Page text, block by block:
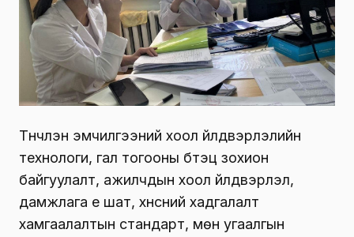
Түүнчлэн эмчилгээний хоол үйлдвэрлэлийн
технологи, гал тогооны бүтэц зохион
байгуулалт, ажилчдын хоол үйлдвэрлэл,
дамжлага үе шат, хүнсний хадгалалт
хамгаалалтын стандарт, мөн угаалгын